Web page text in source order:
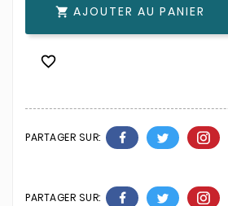
 AJOUTER AU PANIER

PARTAGER SUR:
PARTAGER SUR: